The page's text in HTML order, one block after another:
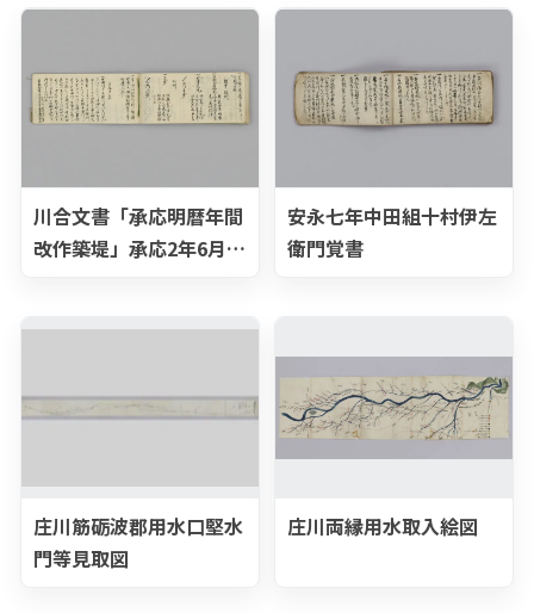
川合文書「承応明暦年間
改作築堤」承応2年6月
安永七年中田組十村伊左
衛門覚書
庄川筋砺波郡用水口堅水
門等見取図
庄川両縁用水取入絵図